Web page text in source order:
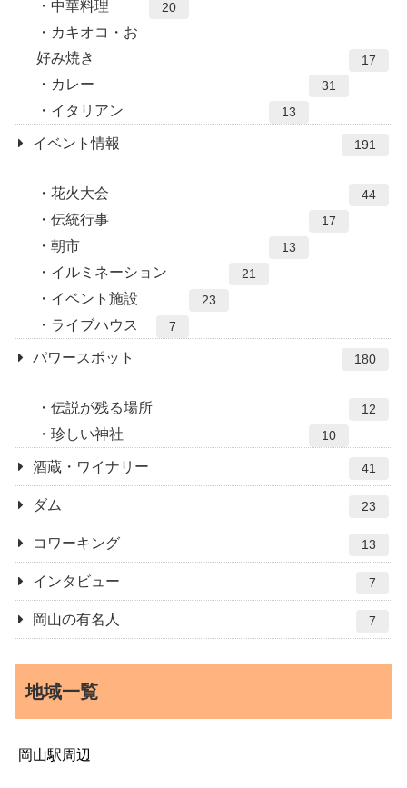
中華料理 20
カキオコ・お
好み焼き
17
カレー 31
イタリアン 13
イベント情報 191
花火大会 44
伝統行事 17
朝市 13
イルミネーション 21
イベント施設 23
ライブハウス 7
パワースポット 180
伝説が残る場所 12
珍しい神社 10
酒蔵・ワイナリー 41
ダム 23
コワーキング 13
インタビュー 7
岡山の有名人 7
地域一覧
岡山駅周辺